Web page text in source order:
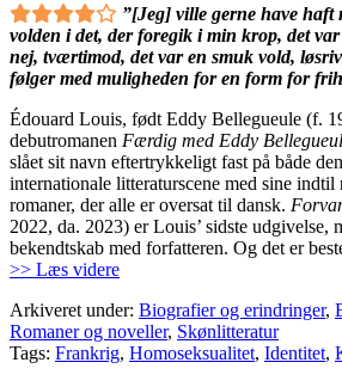
”[Jeg] ville gerne have haft
volden i det, der foregik i min krop, det
nej, tværtimod, det var en smuk vold,
følger med muligheden for en form for
Édouard Louis, født Eddy Bellegueule (f.
debutromanen Færdig med Eddy
slået sit navn eftertrykkeligt fast på både
internationale litteraturscene med sine
romaner, der alle er oversat til dansk.
2022, da. 2023) er Louis’ sidste udgivelse,
bekendtskab med forfatteren. Og det er
>> Læs videre
Arkiveret under: Biografier og erindringer,
Romaner og noveller, Skønlitteratur
Tags: Frankrig, Homoseksualitet, Identitet,